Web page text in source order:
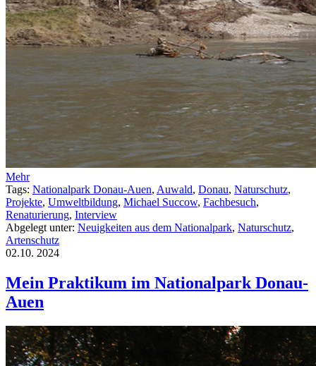
Mehr
Tags: Nationalpark Donau-Auen, Auwald, Donau, Naturschutz,
Projekte, Umweltbildung, Michael Succow, Fachbesuch,
Renaturierung, Interview
Abgelegt unter: Neuigkeiten aus dem Nationalpark, Naturschutz,
Artenschutz
02.10. 2024
Mein Praktikum im Nationalpark Donau-
Auen